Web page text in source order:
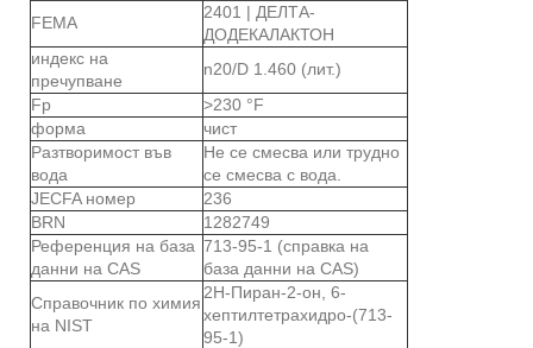
FEMA
2401 | ДЕЛТА-
ДОДЕКАЛАКТОН
индекс на
пречупване
n20/D 1.460 (лит.)
Fp
>230 °F
форма
чист
Разтворимост във
вода
Не се смесва или трудно
се смесва с вода.
JECFA номер
236
BRN
1282749
Референция на база
данни на CAS
713-95-1 (справка на
база данни на CAS)
Справочник по химия
на NIST
2Н-Пиран-2-он, 6-
хептилтетрахидро-(713-
95-1)